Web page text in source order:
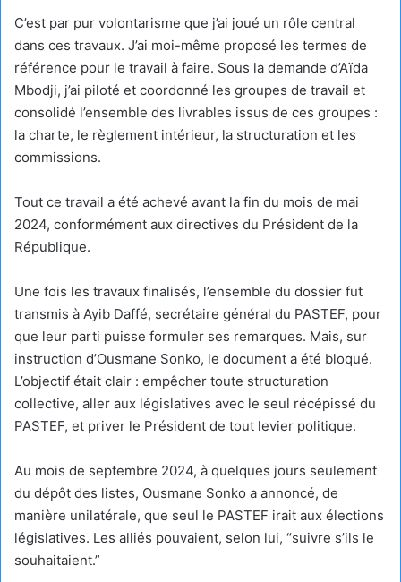
C’est par pur volontarisme que j’ai joué un rôle central
dans ces travaux. J’ai moi-même proposé les termes de
référence pour le travail à faire. Sous la demande d’Aïda
Mbodji, j’ai piloté et coordonné les groupes de travail et
consolidé l’ensemble des livrables issus de ces groupes :
la charte, le règlement intérieur, la structuration et les
commissions.
Tout ce travail a été achevé avant la fin du mois de mai
2024, conformément aux directives du Président de la
République.
Une fois les travaux finalisés, l’ensemble du dossier fut
transmis à Ayib Daffé, secrétaire général du PASTEF, pour
que leur parti puisse formuler ses remarques. Mais, sur
instruction d’Ousmane Sonko, le document a été bloqué.
L’objectif était clair : empêcher toute structuration
collective, aller aux législatives avec le seul récépissé du
PASTEF, et priver le Président de tout levier politique.
Au mois de septembre 2024, à quelques jours seulement
du dépôt des listes, Ousmane Sonko a annoncé, de
manière unilatérale, que seul le PASTEF irait aux élections
législatives. Les alliés pouvaient, selon lui, “suivre s’ils le
souhaitaient.”